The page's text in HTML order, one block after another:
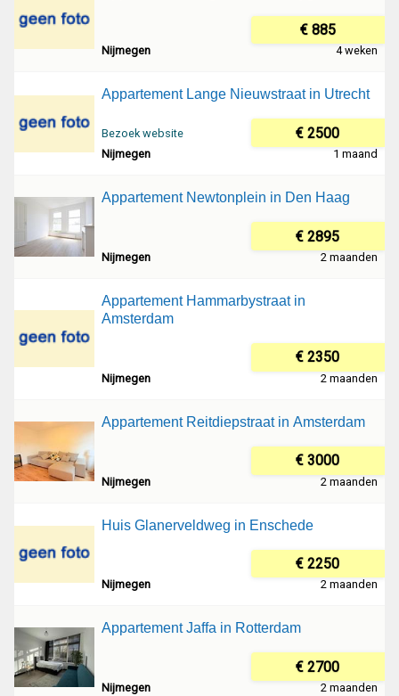
€ 885
Nijmegen 4 weken
Appartement Lange Nieuwstraat in Utrecht
Bezoek website € 2500
Nijmegen 1 maand
Appartement Newtonplein in Den Haag
€ 2895
Nijmegen 2 maanden
Appartement Hammarbystraat in
Amsterdam
€ 2350
Nijmegen 2 maanden
Appartement Reitdiepstraat in Amsterdam
€ 3000
Nijmegen 2 maanden
Huis Glanerveldweg in Enschede
€ 2250
Nijmegen 2 maanden
Appartement Jaffa in Rotterdam
€ 2700
Nijmegen 2 maanden